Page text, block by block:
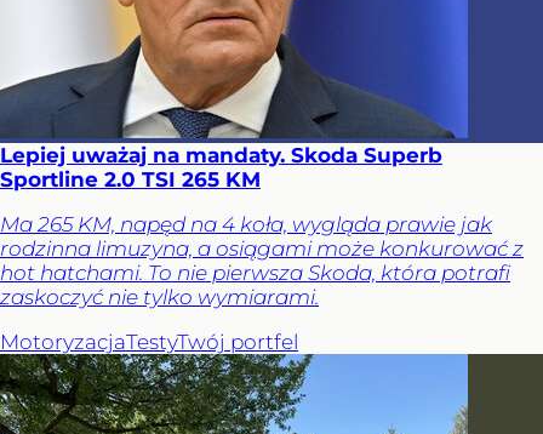
Lepiej uważaj na mandaty. Skoda Superb
Sportline 2.0 TSI 265 KM
Ma 265 KM, napęd na 4 koła, wygląda prawie jak
rodzinna limuzyna, a osiągami może konkurować z
hot hatchami. To nie pierwsza Skoda, która potrafi
zaskoczyć nie tylko wymiarami.
MotoryzacjaTestyTwój portfel